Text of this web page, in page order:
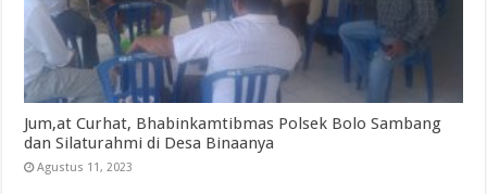
Jum,at Curhat, Bhabinkamtibmas Polsek Bolo Sambang
dan Silaturahmi di Desa Binaanya
Agustus 11, 2023